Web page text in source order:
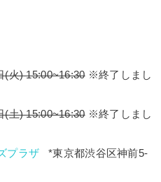
(火) 15:00~16:30※終了しまし
(土) 15:00~16:30※終了しまし
プラザ *東京都渋谷区神前5-